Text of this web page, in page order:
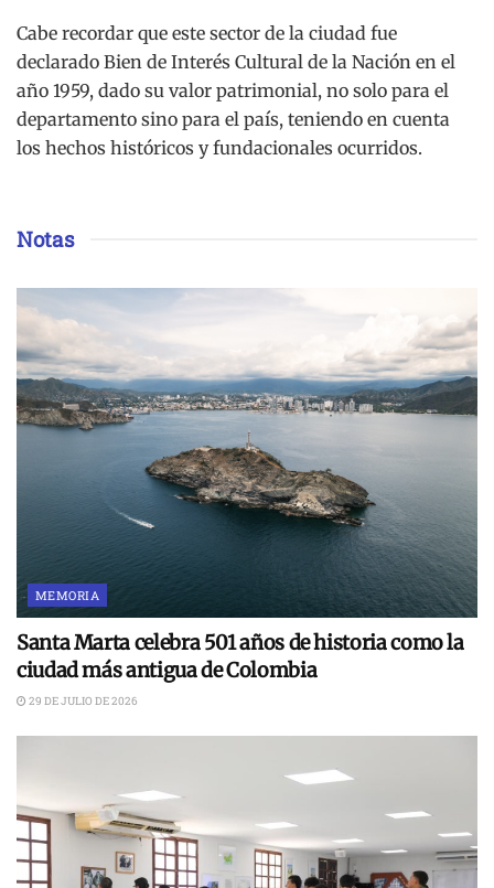
Cabe recordar que este sector de la ciudad fue
declarado Bien de Interés Cultural de la Nación en el
año 1959, dado su valor patrimonial, no solo para el
departamento sino para el país, teniendo en cuenta
los hechos históricos y fundacionales ocurridos.
Notas
MEMORIA
Santa Marta celebra 501 años de historia como la
ciudad más antigua de Colombia
29 DE JULIO DE 2026